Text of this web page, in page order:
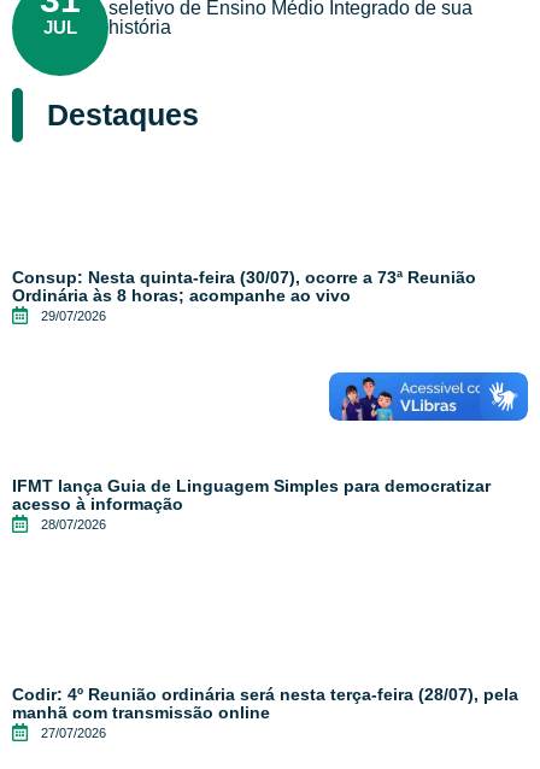
JUL
seletivo de Ensino Médio Integrado de sua
história
Destaques
Consup: Nesta quinta-feira (30/07), ocorre a 73ª Reunião
Ordinária às 8 horas; acompanhe ao vivo
29/07/2026
IFMT lança Guia de Linguagem Simples para democratizar
acesso à informação
28/07/2026
Codir: 4º Reunião ordinária será nesta terça-feira (28/07), pela
manhã com transmissão online
27/07/2026